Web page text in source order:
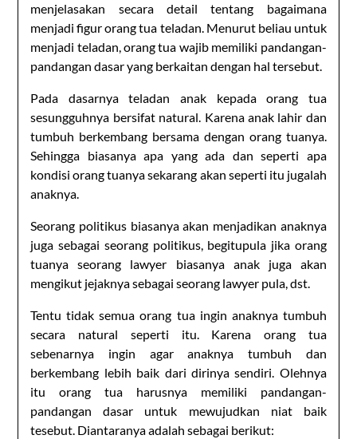
menjelasakan secara detail tentang bagaimana
menjadi figur orang tua teladan. Menurut beliau untuk
menjadi teladan, orang tua wajib memiliki pandangan-
pandangan dasar yang berkaitan dengan hal tersebut.
Pada dasarnya teladan anak kepada orang tua
sesungguhnya bersifat natural. Karena anak lahir dan
tumbuh berkembang bersama dengan orang tuanya.
Sehingga biasanya apa yang ada dan seperti apa
kondisi orang tuanya sekarang akan seperti itu jugalah
anaknya.
Seorang politikus biasanya akan menjadikan anaknya
juga sebagai seorang politikus, begitupula jika orang
tuanya seorang lawyer biasanya anak juga akan
mengikut jejaknya sebagai seorang lawyer pula, dst.
Tentu tidak semua orang tua ingin anaknya tumbuh
secara natural seperti itu. Karena orang tua
sebenarnya ingin agar anaknya tumbuh dan
berkembang lebih baik dari dirinya sendiri. Olehnya
itu orang tua harusnya memiliki pandangan-
pandangan dasar untuk mewujudkan niat baik
tesebut. Diantaranya adalah sebagai berikut: